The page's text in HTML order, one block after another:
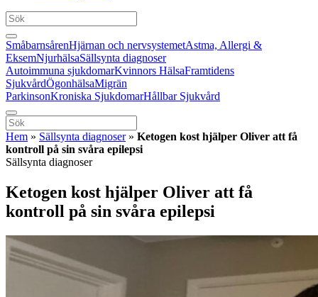
SmåbarnsårenHjärnan och nervsystemetAstma, Allergi &
EksemNjurhälsaSällsynta diagnoser
Autoimmuna sjukdomarKvinnors HälsaFramtidens
SjukvårdÖgonhälsaMigrän
ParkinsonKroniska SjukdomarHållbar Sjukvård
Hem » Sällsynta diagnoser» Ketogen kost hjälper Oliver att få
kontroll på sin svåra epilepsi
Sällsynta diagnoser
Ketogen kost hjälper Oliver att få
kontroll på sin svåra epilepsi